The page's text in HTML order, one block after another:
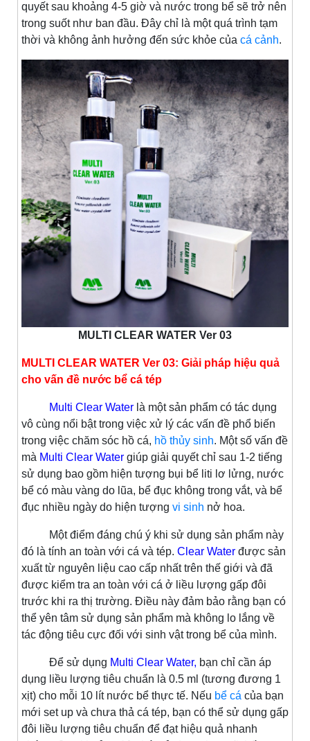
quyết sau khoảng 4-5 giờ và nước trong bể sẽ trở nên
trong suốt như ban đầu. Đây chỉ là một quá trình tạm
thời và không ảnh hưởng đến sức khỏe của cá cảnh.
MULTI CLEAR WATER Ver 03
MULTI CLEAR WATER Ver 03: Giải pháp hiệu quả
cho vấn đề nước bể cá tép
Multi Clear Water là một sản phẩm có tác dụng
vô cùng nổi bật trong việc xử lý các vấn đề phổ biến
trong việc chăm sóc hồ cá, hồ thủy sinh. Một số vấn đề
mà Multi Clear Water giúp giải quyết chỉ sau 1-2 tiếng
sử dụng bao gồm hiện tượng bụi bể liti lơ lửng, nước
bể có màu vàng do lũa, bể đục không trong vắt, và bể
đục nhiều ngày do hiện tượng vi sinh nở hoa.
Một điểm đáng chú ý khi sử dụng sản phẩm này
đó là tính an toàn với cá và tép. Clear Water được sản
xuất từ nguyên liệu cao cấp nhất trên thế giới và đã
được kiểm tra an toàn với cá ở liều lượng gấp đôi
trước khi ra thị trường. Điều này đảm bảo rằng bạn có
thể yên tâm sử dụng sản phẩm mà không lo lắng về
tác động tiêu cực đối với sinh vật trong bể của mình.
Để sử dụng Multi Clear Water, bạn chỉ cần áp
dụng liều lượng tiêu chuẩn là 0.5 ml (tương đương 1
xịt) cho mỗi 10 lít nước bể thực tế. Nếu bể cá của bạn
mới set up và chưa thả cá tép, bạn có thể sử dụng gấp
đôi liều lượng tiêu chuẩn để đạt hiệu quả nhanh